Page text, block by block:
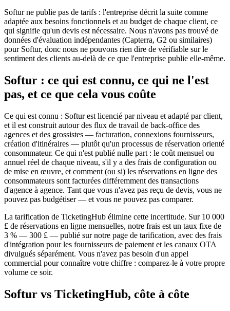
Softur ne publie pas de tarifs : l'entreprise décrit la suite comme
adaptée aux besoins fonctionnels et au budget de chaque client, ce
qui signifie qu'un devis est nécessaire. Nous n'avons pas trouvé de
données d'évaluation indépendantes (Capterra, G2 ou similaires)
pour Softur, donc nous ne pouvons rien dire de vérifiable sur le
sentiment des clients au-delà de ce que l'entreprise publie elle-même.
Softur : ce qui est connu, ce qui ne l'est
pas, et ce que cela vous coûte
Ce qui est connu : Softur est licencié par niveau et adapté par client,
et il est construit autour des flux de travail de back-office des
agences et des grossistes — facturation, connexions fournisseurs,
création d'itinéraires — plutôt qu'un processus de réservation orienté
consommateur. Ce qui n'est publié nulle part : le coût mensuel ou
annuel réel de chaque niveau, s'il y a des frais de configuration ou
de mise en œuvre, et comment (ou si) les réservations en ligne des
consommateurs sont facturées différemment des transactions
d'agence à agence. Tant que vous n'avez pas reçu de devis, vous ne
pouvez pas budgétiser — et vous ne pouvez pas comparer.
La tarification de TicketingHub élimine cette incertitude. Sur 10 000
£ de réservations en ligne mensuelles, notre frais est un taux fixe de
3 % — 300 £ — publié sur notre page de tarification, avec des frais
d'intégration pour les fournisseurs de paiement et les canaux OTA
divulgués séparément. Vous n'avez pas besoin d'un appel
commercial pour connaître votre chiffre : comparez-le à votre propre
volume ce soir.
Softur vs TicketingHub, côte à côte